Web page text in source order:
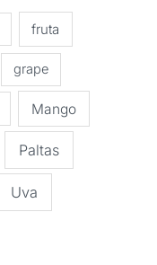
fruta
grape
Mango
Paltas
Uva